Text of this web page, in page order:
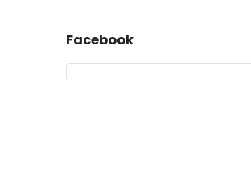
Facebook